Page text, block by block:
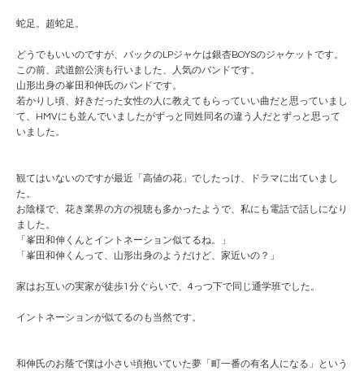
蛇足。超蛇足。
どうでもいいのですが、バックのLPジャケは銀杏BOYSのジャケットです。
この前、武道館公演も行いました、人気のバンドです。
山形出身の峯田和伸氏のバンドです。
若かりし頃、好きだった女性の人に教えてもらっていい曲だと思っていまし
て、HMVにも並んでいましたがずっと同姓同名の違う人だとずっと思って
いました。
観てはいないのですが最近「高値の花」でしたっけ、ドラマに出ていまし
た。
お陰様で、花き業界の方の視聴も多かったようで、私にも電話で話しになり
ました。
「峯田和伸くんとイントネーション似てるね。」
「峯田和伸くんって、山形出身のようだけど、家近いの？」
家はお互いの実家が徒歩1分ぐらいで、4っつ下で同じ通学班でした。
イントネーションが似てるのも当然です。
和伸氏のお蔭で僕は小さい頃抱いていた夢「町一番の有名人になる」という